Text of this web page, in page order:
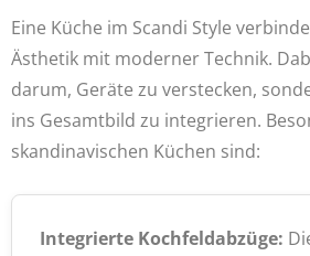
Eine Küche im Scandi Style
Ästhetik mit moderner Technik.
darum, Geräte zu verstecken,
ins Gesamtbild zu integrieren.
skandinavischen Küchen sind:
Integrierte Kochfeldabzüge: